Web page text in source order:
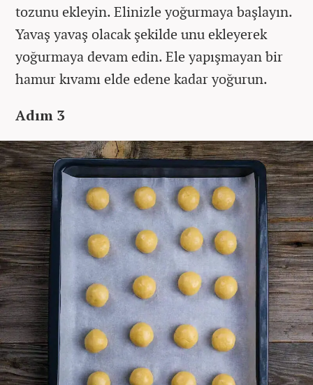
tozunu ekleyin. Elinizle yoğurmaya başlayın.
Yavaş yavaş olacak şekilde unu ekleyerek
yoğurmaya devam edin. Ele yapışmayan bir
hamur kıvamı elde edene kadar yoğurun.
Adım 3